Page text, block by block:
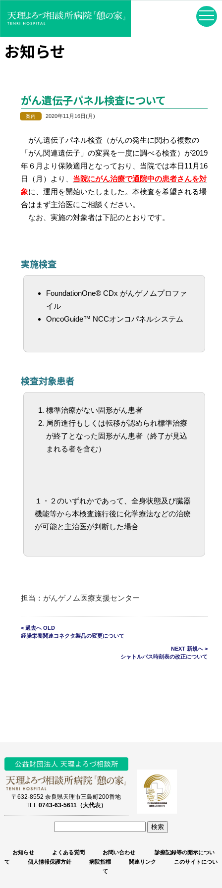
お知らせ
がん遺伝子パネル検査について
2020年11月16日(月)
がん遺伝子パネル検査（がんの発生に関わる複数の
「がん関連遺伝子」の変異を一度に調べる検査）が2019
年６月より保険適用となっており、当院では本日11月16
日（月）より、 当院にがん治療で通院中の患者さんを対
象に、運用を開始いたしました。本検査を希望される場
合はまず主治医にご相談ください。
なお、実施の対象者は下記のとおりです。
実施検査
FoundationOne® CDx がんゲノムプロファ
イル
OncoGuide™ NCCオンコパネルシステム
検査対象患者
標準治療がない固形がん患者
局所進行もしくは転移が認められ標準治療
が終了となった固形がん患者（終了が見込
まれる者を含む）
１・２のいずれかであって、全身状態及び臓器
機能等から本検査施行後に化学療法などの治療
が可能と主治医が判断した場合
担当：がんゲノム医療支援センター
< 過去へ OLD
経腸栄養関連コネクタ製品の変更について
NEXT 新規へ >
シャトルバス時刻表の改正について
〒632-8552 奈良県天理市三島町200番地
TEL:0743-63-5611（大代表）
ト
内
お知らせ よくある質問 お問い合わせ
診療記録等の開示につい
て
個人情報保護方針 病院指標 関連リンク
このサイトについ
て